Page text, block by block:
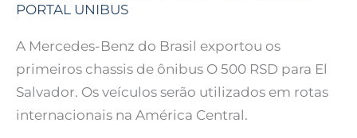
PORTAL UNIBUS
A Mercedes-Benz do Brasil exportou os
primeiros chassis de ônibus O 500 RSD para El
Salvador. Os veículos serão utilizados em rotas
internacionais na América Central.